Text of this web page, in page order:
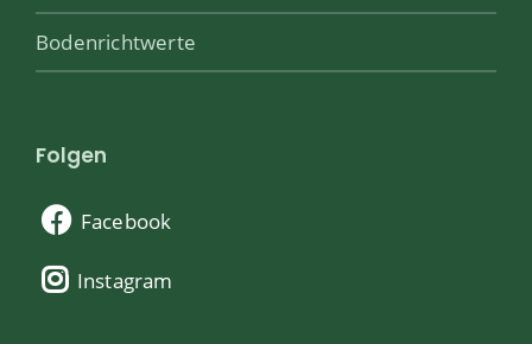
Bodenrichtwerte
Folgen
Facebook
Instagram